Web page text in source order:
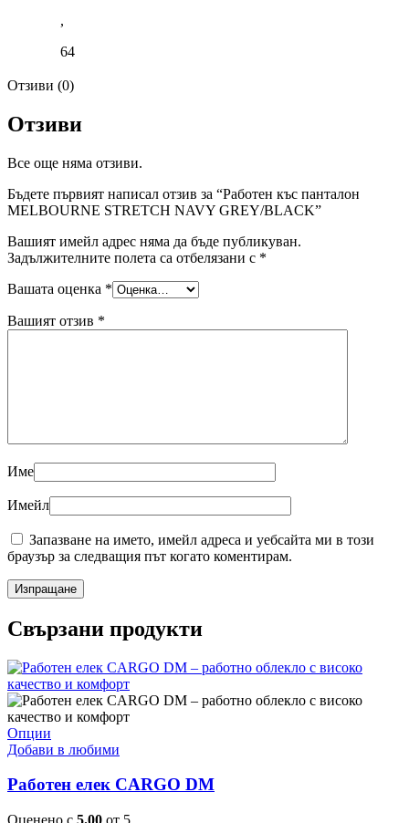
,
64
Отзиви (0)
Отзиви
Все още няма отзиви.
Бъдете първият написал отзив за “Работен къс панталон
MELBOURNE STRETCH NAVY GREY/BLACK”
Вашият имейл адрес няма да бъде публикуван.
Задължителните полета са отбелязани с *
Вашата оценка *
Вашият отзив *
Име
Имейл
Запазване на името, имейл адреса и уебсайта ми в този
браузър за следващия път когато коментирам.
Свързани продукти
Опции
product
multiple
The
Добави в любими
Работен елек CARGO DM
Оценено с 5.00 от 5